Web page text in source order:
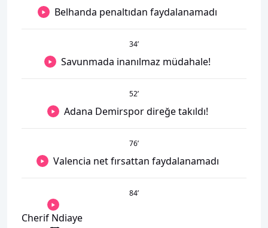
Belhanda penaltıdan faydalanamadı
34’
Savunmada inanılmaz müdahale!
52’
Adana Demirspor direğe takıldı!
76’
Valencia net fırsattan faydalanamadı
84’
Cherif Ndiaye